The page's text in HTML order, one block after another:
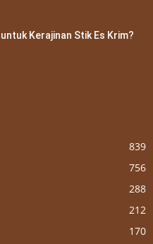
Kerajinan Stik Es Krim?
839
756
288
212
170